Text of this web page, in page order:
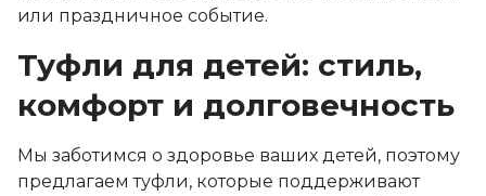
или праздничное событие.
Туфли для детей: стиль,
комфорт и долговечность
Мы заботимся о здоровье ваших детей, поэтому
предлагаем туфли, которые поддерживают